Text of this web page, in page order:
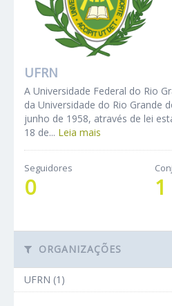
UFRN
A Universidade Federal do Rio
da Universidade do Rio Grande
junho de 1958, através de lei
18 de... Leia mais
Seguidores
0 1
ORGANIZAÇÕES
UFRN (1)